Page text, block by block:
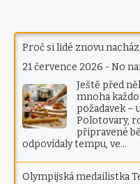
Proč si lidé znovu
21 července 2026 -No
Ještě před
mnoha
požadavek –
Polotovary,
připravené
odpovídaly tempu, ve…
Olympijská medailistka